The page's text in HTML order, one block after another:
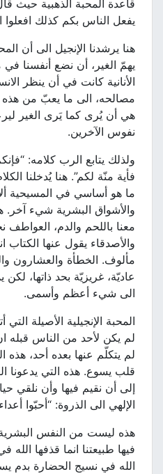
قاعدة المحبة الذهبية حيث
يفعل الناس بكم كذلك افعلوا
هنا يرشدنا الإنجيل الى أن
يهمّ الغير، أن نضع أنفسنا في
الأنانية كانت في أن ينظر
مصالحه، الى ما يعبّ من هذه
هي أن يُرى كما يَرى الغير
نفوس الآخرين.
ولذلك يتابع الرب كلامه:
فأية منّة لكم”. هنا يُدخلنا
ما هو أساسي في المسيحية
والأشواق البشرية شيء آخر.
معنا باللحم والدم، العواطف نحو
والأصدقاء يقول عنها الكتاب
مألوف. الخطأة والعشارون
عاديّة، غريزيّة بحد ذاتها، لكن
الى شيء أعظم وأسمى.
المحبة الإنجيلية الأصيلة التي
لم يكن لأحد من الناس قبله ان
لم يتكلّم عنها بعده أحد، هذه
قلب يسوع. هذه التي يدعونا
إلى أن نقيم فيها وأن نلقي
الإلهي الى الذروة: “أحبّوا
هذه ليست من النفس البشرية.
فيها طبيعتنا انما قذفها الله
الله في نسيج الحضارة بدم